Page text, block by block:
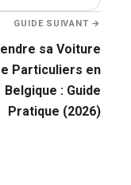
GUIDE SUIVANT →
sa Voiture
Particuliers en
Belgique : Guide
Pratique (2026)